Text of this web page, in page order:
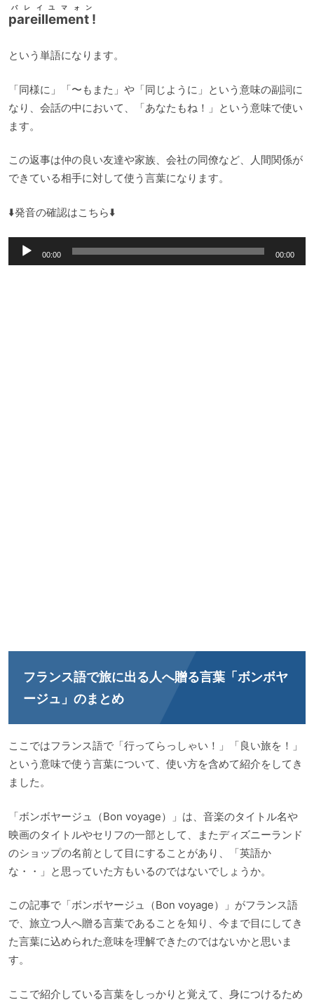
pareillement !
パレイユマォン
という単語になります。
「同様に」「〜もまた」や「同じように」という意味の副詞に
なり、会話の中において、「あなたもね！」という意味で使い
ます。
この返事は仲の良い友達や家族、会社の同僚など、人間関係が
できている相手に対して使う言葉になります。
⬇️発音の確認はこちら⬇️
声
00:00 00:00
フランス語で旅に出る人へ贈る言葉「ボンボヤ
ージュ」のまとめ
ここではフランス語で「行ってらっしゃい！」「良い旅を！」
という意味で使う言葉について、使い方を含めて紹介をしてき
ました。
「ボンボヤージュ（Bon voyage）」は、音楽のタイトル名や
映画のタイトルやセリフの一部として、またディズニーランド
のショップの名前として目にすることがあり、「英語か
な・・」と思っていた方もいるのではないでしょうか。
この記事で「ボンボヤージュ（Bon voyage）」がフランス語
で、旅立つ人へ贈る言葉であることを知り、今まで目にしてき
た言葉に込められた意味を理解できたのではないかと思いま
す。
ここで紹介している言葉をしっかりと覚えて、身につけるため